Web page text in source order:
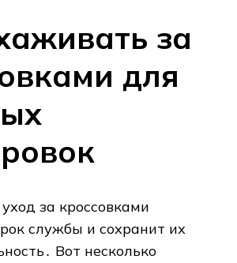
за
для
за кроссовками
службы и сохранит их
Вот несколько